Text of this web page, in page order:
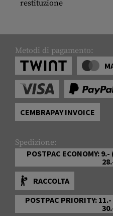
restituzione
Metodi di pagamento:
CEMBRAPAY INVOICE
Spedizione:
POSTPAC ECONOMY:
RACCOLTA
POSTPAC PRIORITY: